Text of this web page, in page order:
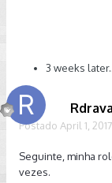
3 weeks
Rdrava
Postado April 1, 2017
Seguinte, minha
vezes.